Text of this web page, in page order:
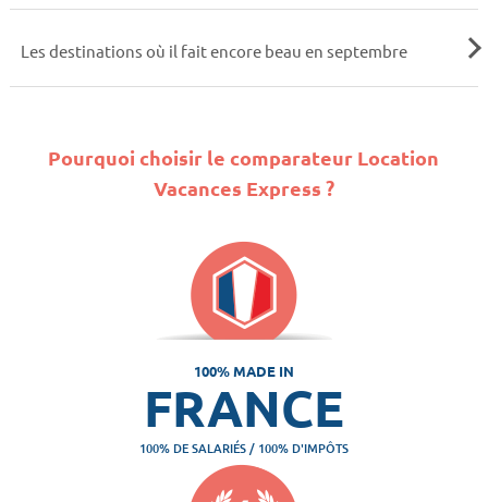
Les destinations où il fait encore beau en septembre
Pourquoi choisir le comparateur Location
Vacances Express ?
100% MADE IN
FRANCE
100% DE SALARIÉS / 100% D'IMPÔTS